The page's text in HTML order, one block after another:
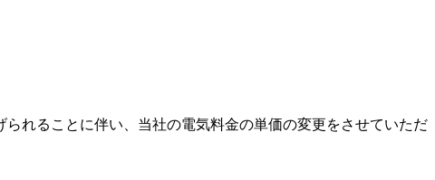
れることに伴い、当社の電気料金の単価の変更をさせていただ